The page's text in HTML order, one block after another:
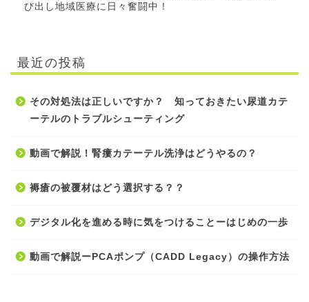
び出し地域医療に日々奮闘中！
最近の投稿
その対処法は正しいですか？ 知っておきたい尿道カテ
ーテルのトラブルシューティング
動画で解説！腎瘻カテーテル洗浄はどうやるの？
褥瘡の被覆材はどう選択する？？
デジタル化を進める時に気をつけることーはじめの一歩
動画で解説ーPCAポンプ（CADD Legacy）の操作方法